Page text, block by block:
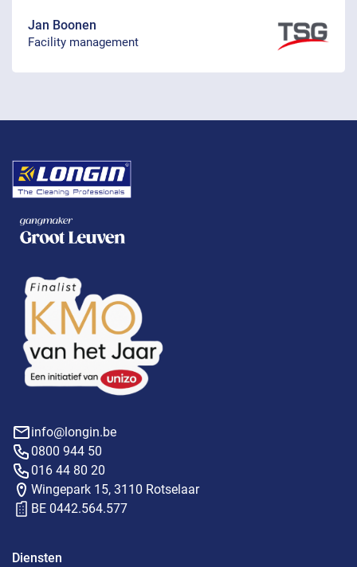
Jan Boonen
Facility management
info@longin.be
0800 944 50
016 44 80 20
Wingepark 15, 3110 Rotselaar
BE 0442.564.577
Diensten